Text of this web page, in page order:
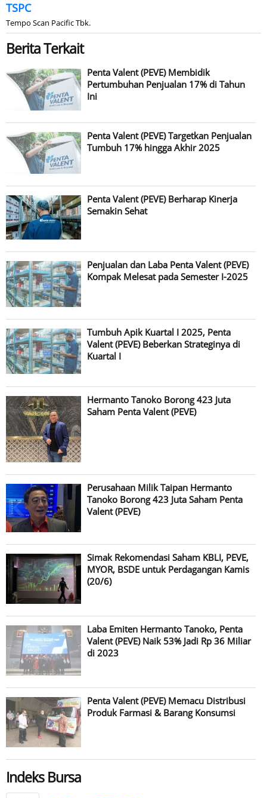
TSPC
Tempo Scan Pacific Tbk.
Berita Terkait
Penta Valent (PEVE) Membidik
Pertumbuhan Penjualan 17% di Tahun
Ini
Penta Valent (PEVE) Targetkan Penjualan
Tumbuh 17% hingga Akhir 2025
Penta Valent (PEVE) Berharap Kinerja
Semakin Sehat
Penjualan dan Laba Penta Valent (PEVE)
Kompak Melesat pada Semester I-2025
Tumbuh Apik Kuartal I 2025, Penta
Valent (PEVE) Beberkan Strateginya di
Kuartal I
Hermanto Tanoko Borong 423 Juta
Saham Penta Valent (PEVE)
Perusahaan Milik Taipan Hermanto
Tanoko Borong 423 Juta Saham Penta
Valent (PEVE)
Simak Rekomendasi Saham KBLI, PEVE,
MYOR, BSDE untuk Perdagangan Kamis
(20/6)
Laba Emiten Hermanto Tanoko, Penta
Valent (PEVE) Naik 53% Jadi Rp 36 Miliar
di 2023
Penta Valent (PEVE) Memacu Distribusi
Produk Farmasi & Barang Konsumsi
Indeks Bursa